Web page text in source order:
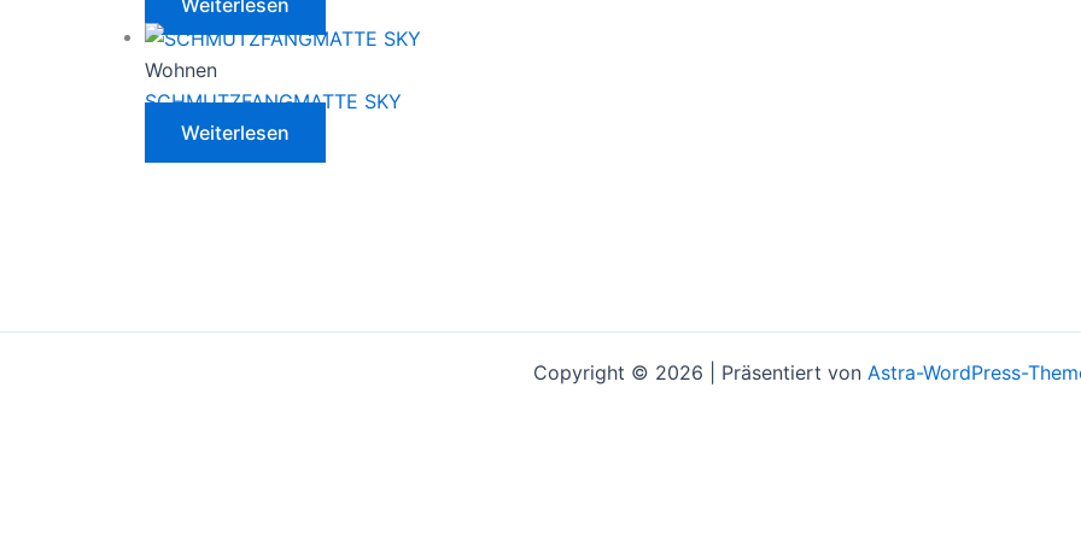
Weiterlesen
Wohnen
SCHMUTZFANGMATTE SKY
Weiterlesen
Copyright © 2026 | Präsentiert von Astra-WordPress-